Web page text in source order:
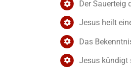
Der Sauerteig
Jesus heilt
Das
Jesus kündigt